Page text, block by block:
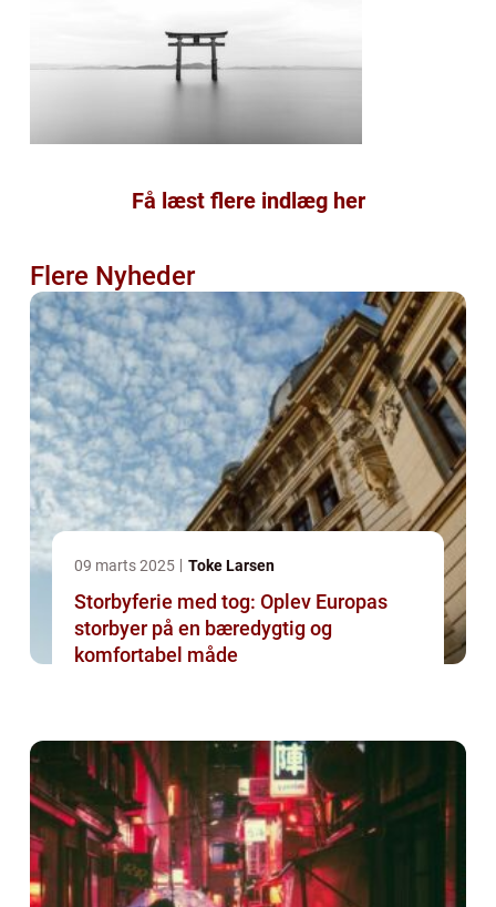
Få læst flere indlæg her
Flere Nyheder
09 marts 2025 Toke Larsen
Storbyferie med tog: Oplev Europas
storbyer på en bæredygtig og
komfortabel måde